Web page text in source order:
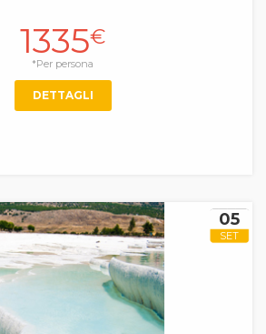
1335€
*Per persona
DETTAGLI
05
SET